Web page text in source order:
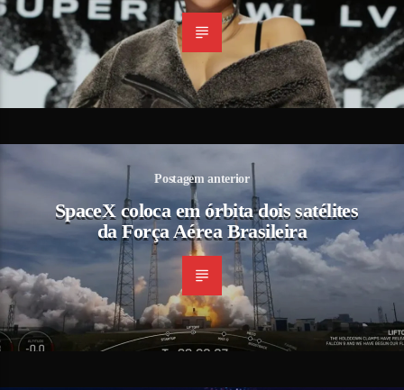
Postagem anterior
SpaceX coloca em órbita dois satélites
da Força Aérea Brasileira